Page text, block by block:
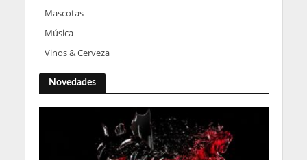
Mascotas
Música
Vinos & Cerveza
Novedades